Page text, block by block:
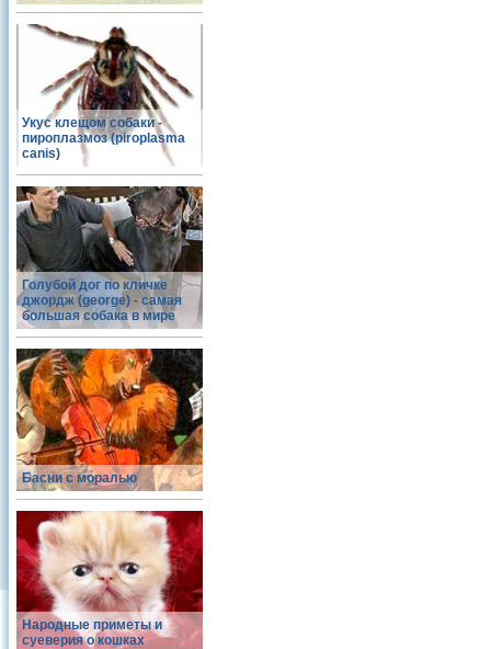
Укус клещом собаки -
пироплазмоз (piroplasma
canis)
Голубой дог по кличке
джордж (george) - самая
большая собака в мире
Басни с моралью
Народные приметы и
суеверия о кошках